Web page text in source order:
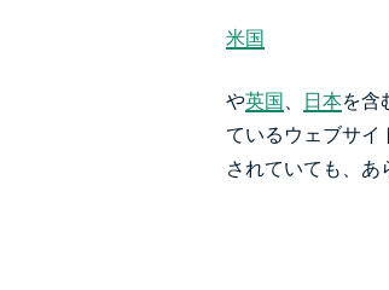
米国
や英国 日本を含
ているウェブサイ
されていても、あ